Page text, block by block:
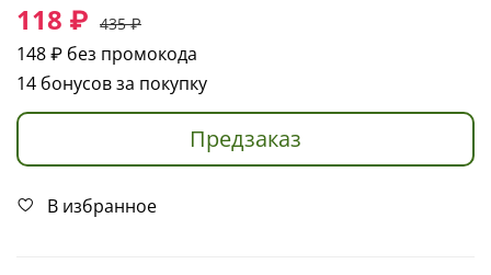
118 ₽ 435 ₽
148 ₽ без промокода
14 бонусов за покупку
Предзаказ
В избранное